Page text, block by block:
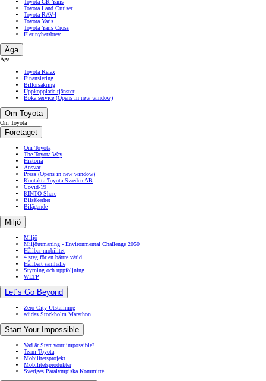
Toyota GR Yaris
Toyota Land Cruiser
Toyota RAV4
Toyota Yaris
Toyota Yaris Cross
Fler nyhetsbrev
Äga
Äga
Toyota Relax
Finansiering
Bilförsäkring
Uppkopplade tjänster
Boka service (Opens in new window)
Om Toyota
Om Toyota
Företaget
Om Toyota
The Toyota Way
Historia
Ansvar
Press (Opens in new window)
Kontakta Toyota Sweden AB
Covid-19
KINTO Share
Bilsäkerhet
Bilägande
Miljö
Miljö
Miljöutmaning - Environmental Challenge 2050
Hållbar mobilitet
4 steg för en bättre värld
Hållbart samhälle
Styrning och uppföljning
WLTP
Let´s Go Beyond
Zero City Utställning
adidas Stockholm Marathon
Start Your Impossible
Vad är Start your impossible?
Team Toyota
Mobilitetsprojekt
Mobilitetsprodukter
Sveriges Paralympiska Kommitté